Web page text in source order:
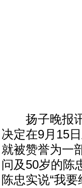
扬子晚报讯
决定在9月15
就被赞誉为一
问及50岁的陈
陈忠实说“我